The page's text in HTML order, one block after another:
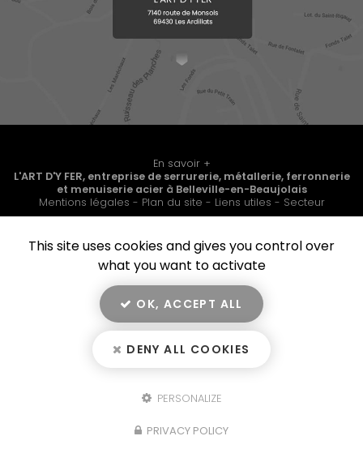
En savoir +
L’ART D’Y FER
Fermer
Notre savoir-faire : Serrurier, métallier et ferronnier à
Belleville-en-Beaujolais
Création escalier
Création d'un escalier en métal avec des marches en
bois
Création garde-corps
Fabrication d'une rehausse de trémie pour pompes à
vendange
de Laura
L'ART D'Y FER, entreprise de serrurerie, métallerie, ferronnerie
et menuiserie acier à Belleville-en-Beaujolais
Mentions légales - Plan du site - Liens utiles - Secteur
Création et référencement de site Internet
Demande de Devis
10/10
3 avis
Travail de pros
VÉRIFIÉ
This site uses cookies and gives you control over
what you want to activate
OK, ACCEPT ALL
DENY ALL COOKIES
PERSONALIZE
PRIVACY POLICY